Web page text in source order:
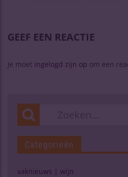
GEEF EEN REACTIE
Je moet ingelogd zijn op om een
Categorieën
vaknieuws | wijn